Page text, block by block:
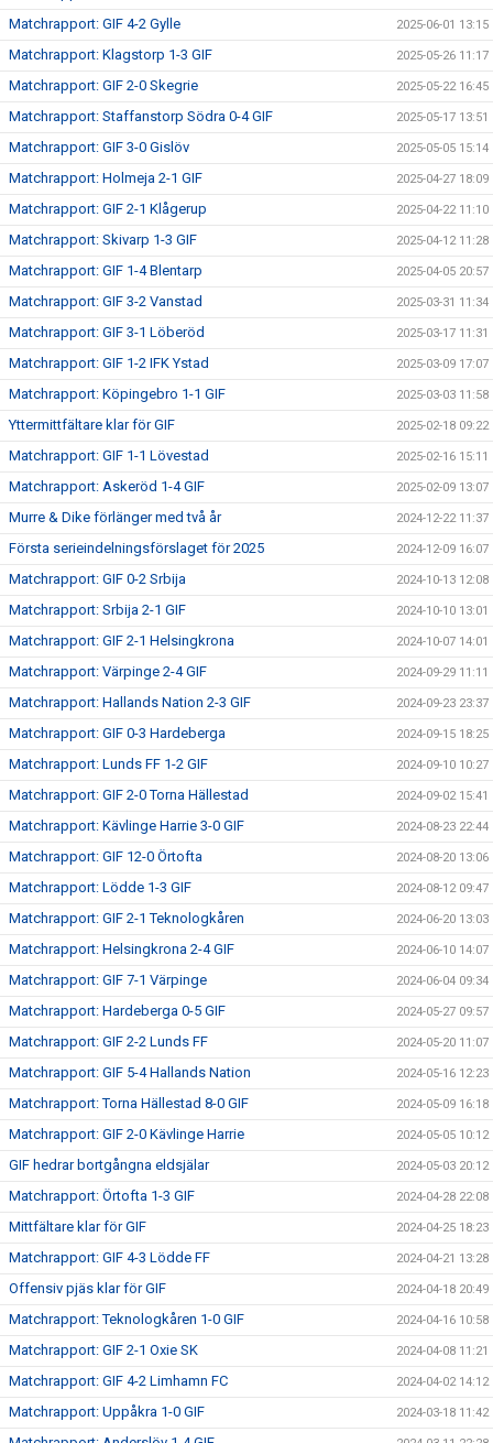
Matchrapport: GIF 4-2 Gylle 2025-06-01 13:15
Matchrapport: Klagstorp 1-3 GIF 2025-05-26 11:17
Matchrapport: GIF 2-0 Skegrie 2025-05-22 16:45
Matchrapport: Staffanstorp Södra 0-4 GIF 2025-05-17 13:51
Matchrapport: GIF 3-0 Gislöv 2025-05-05 15:14
Matchrapport: Holmeja 2-1 GIF 2025-04-27 18:09
Matchrapport: GIF 2-1 Klågerup 2025-04-22 11:10
Matchrapport: Skivarp 1-3 GIF 2025-04-12 11:28
Matchrapport: GIF 1-4 Blentarp 2025-04-05 20:57
Matchrapport: GIF 3-2 Vanstad 2025-03-31 11:34
Matchrapport: GIF 3-1 Löberöd 2025-03-17 11:31
Matchrapport: GIF 1-2 IFK Ystad 2025-03-09 17:07
Matchrapport: Köpingebro 1-1 GIF 2025-03-03 11:58
Yttermittfältare klar för GIF 2025-02-18 09:22
Matchrapport: GIF 1-1 Lövestad 2025-02-16 15:11
Matchrapport: Askeröd 1-4 GIF 2025-02-09 13:07
Murre & Dike förlänger med två år 2024-12-22 11:37
Första serieindelningsförslaget för 2025 2024-12-09 16:07
Matchrapport: GIF 0-2 Srbija 2024-10-13 12:08
Matchrapport: Srbija 2-1 GIF 2024-10-10 13:01
Matchrapport: GIF 2-1 Helsingkrona 2024-10-07 14:01
Matchrapport: Värpinge 2-4 GIF 2024-09-29 11:11
Matchrapport: Hallands Nation 2-3 GIF 2024-09-23 23:37
Matchrapport: GIF 0-3 Hardeberga 2024-09-15 18:25
Matchrapport: Lunds FF 1-2 GIF 2024-09-10 10:27
Matchrapport: GIF 2-0 Torna Hällestad 2024-09-02 15:41
Matchrapport: Kävlinge Harrie 3-0 GIF 2024-08-23 22:44
Matchrapport: GIF 12-0 Örtofta 2024-08-20 13:06
Matchrapport: Lödde 1-3 GIF 2024-08-12 09:47
Matchrapport: GIF 2-1 Teknologkåren 2024-06-20 13:03
Matchrapport: Helsingkrona 2-4 GIF 2024-06-10 14:07
Matchrapport: GIF 7-1 Värpinge 2024-06-04 09:34
Matchrapport: Hardeberga 0-5 GIF 2024-05-27 09:57
Matchrapport: GIF 2-2 Lunds FF 2024-05-20 11:07
Matchrapport: GIF 5-4 Hallands Nation 2024-05-16 12:23
Matchrapport: Torna Hällestad 8-0 GIF 2024-05-09 16:18
Matchrapport: GIF 2-0 Kävlinge Harrie 2024-05-05 10:12
GIF hedrar bortgångna eldsjälar 2024-05-03 20:12
Matchrapport: Örtofta 1-3 GIF 2024-04-28 22:08
Mittfältare klar för GIF 2024-04-25 18:23
Matchrapport: GIF 4-3 Lödde FF 2024-04-21 13:28
Offensiv pjäs klar för GIF 2024-04-18 20:49
Matchrapport: Teknologkåren 1-0 GIF 2024-04-16 10:58
Matchrapport: GIF 2-1 Oxie SK 2024-04-08 11:21
Matchrapport: GIF 4-2 Limhamn FC 2024-04-02 14:12
Matchrapport: Uppåkra 1-0 GIF 2024-03-18 11:42